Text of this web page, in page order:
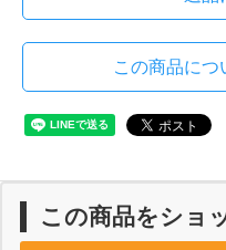
この商品につ
この商品をショ